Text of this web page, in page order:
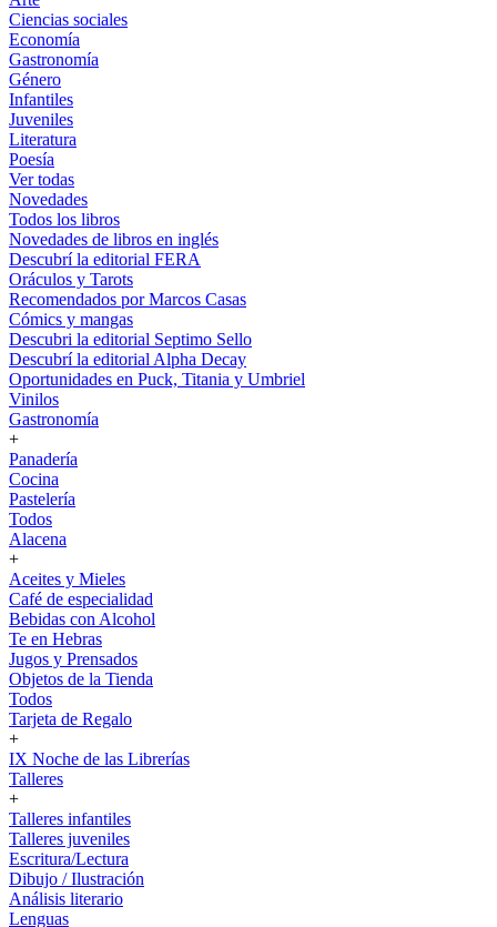
Ciencias sociales
Economía
Gastronomía
Género
Infantiles
Juveniles
Literatura
Poesía
Ver todas
Novedades
Todos los libros
Novedades de libros en inglés
Descubrí la editorial FERA
Oráculos y Tarots
Recomendados por Marcos Casas
Cómics y mangas
Descubri la editorial Septimo Sello
Descubrí la editorial Alpha Decay
Oportunidades en Puck, Titania y Umbriel
Vinilos
Gastronomía
+
Panadería
Cocina
Pastelería
Todos
Alacena
+
Aceites y Mieles
Café de especialidad
Bebidas con Alcohol
Te en Hebras
Jugos y Prensados
Objetos de la Tienda
Todos
Tarjeta de Regalo
+
IX Noche de las Librerías
Talleres
+
Talleres infantiles
Talleres juveniles
Escritura/Lectura
Dibujo / Ilustración
Análisis literario
Lenguas